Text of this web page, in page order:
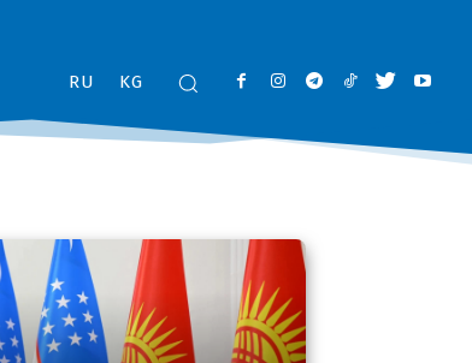
RU KG